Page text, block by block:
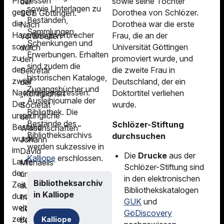
gegen
die
Hauptkriegsverbrecher
sowie
zu
den
zwölf
Nachfolgeprozessen.
Der
ursprüngliche
Bestand
wurde
im
Laufe
der
Zeit
durch
weitere
zeitgenössische
SUB Göttingen.
Nach
Vorarbeiten
durch
den
Sekretär
der
„Königlichen
Societät
der
Wissenschaften“
Johann
David
Michaelis
und
auf
Initiative
der
beiden
sowie Unterlagen zu
Beständen,
Sammlungen,
Schenkungen und
Erwerbungen. Erhalten
sind zudem die
historischen Kataloge,
Zugangsbücher und
Ausleihjournale der
Bibliothek. Die
Bestände des
Bibliotheksarchivs
werden sukzessive in
Kalliope erschlossen.
Bibliotheksarchiv
in Kalliope
Kalliope
Dorothea von Schlözer.
Dorothea war die erste
Frau, die an der
Universität Göttingen
promoviert wurde, und
die zweite Frau in
Deutschland, der ein
Doktortitel verliehen
wurde.
Schlözer-Stiftung
durchsuchen
Die Drucke aus der
Schlözer-Stiftung sind
in den elektronischen
Bibliothekskatalogen
GUK und
GöDiscovery